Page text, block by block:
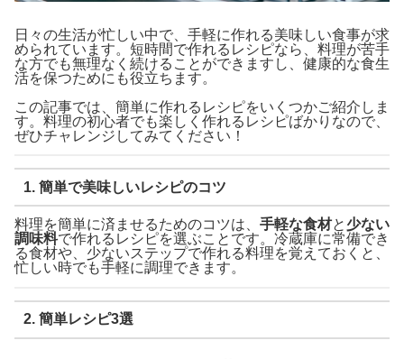
日々の生活が忙しい中で、手軽に作れる美味しい食事が求
められています。短時間で作れるレシピなら、料理が苦手
な方でも無理なく続けることができますし、健康的な食生
活を保つためにも役立ちます。
この記事では、簡単に作れるレシピをいくつかご紹介しま
す。料理の初心者でも楽しく作れるレシピばかりなので、
ぜひチャレンジしてみてください！
1. 簡単で美味しいレシピのコツ
料理を簡単に済ませるためのコツは、 手軽な食材と 少ない
調味料で作れるレシピを選ぶことです。冷蔵庫に常備でき
る食材や、少ないステップで作れる料理を覚えておくと、
忙しい時でも手軽に調理できます。
2. 簡単レシピ3選